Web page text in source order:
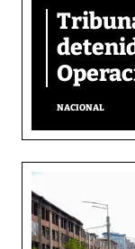
NACIONAL